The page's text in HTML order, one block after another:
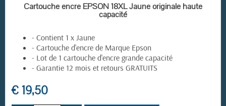
EN STOCK
Cartouche encre EPSON 18XL Jaune originale haute
capacité
- Contient 1 x Jaune
- Cartouche d'encre de Marque Epson
- Lot de 1 cartouche d'encre grande capacité
- Garantie 12 mois et retours GRATUITS
€ 19,50